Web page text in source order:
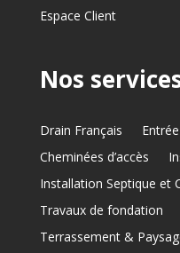
Espace Client
Nos
Drain Français
Cheminées d’accès
Installation Septique et
Travaux de fondation
Terrassement &